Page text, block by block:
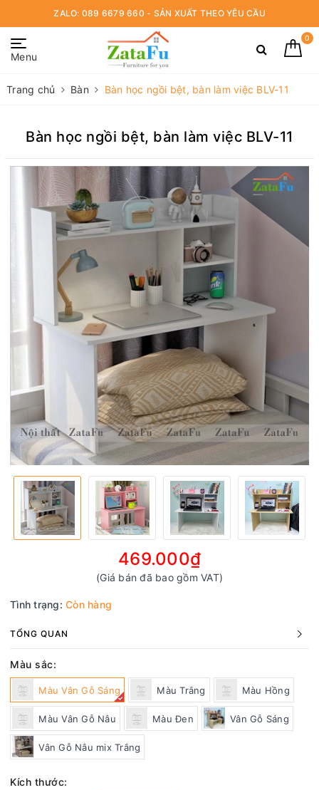
ZALO: 089 6679 660 - SẢN XUẤT THEO YÊU CẦU
Menu
0
Trang chủ Bàn Bàn học ngồi bệt, bàn làm việc BLV-11
Bàn học ngồi bệt, bàn làm việc BLV-11
469.000₫
(Giá bán đã bao gồm VAT)
Tình trạng: Còn hàng
TỔNG QUAN
Màu sắc:
Màu Vân Gỗ Sáng Màu Trắng Màu Hồng
Màu Vân Gỗ Nâu Màu Đen Vân Gỗ Sáng
Vân Gỗ Nâu mix Trắng
Kích thước: